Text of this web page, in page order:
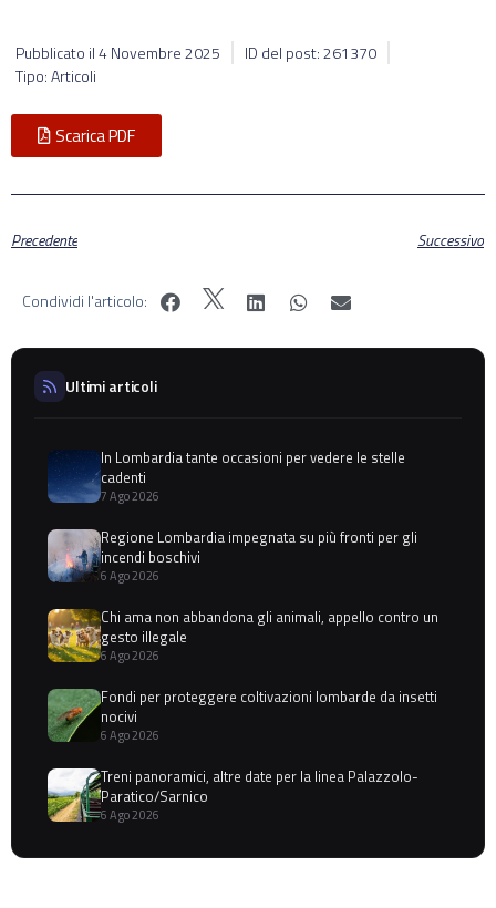
Pubblicato il4 Novembre 2025
ID del post: 261370
Tipo: Articoli
Scarica PDF
Precedente Successivo
Condividi l'articolo:
Ultimi articoli
In Lombardia tante occasioni per vedere le stelle
cadenti
7 Ago 2026
Regione Lombardia impegnata su più fronti per gli
incendi boschivi
6 Ago 2026
Chi ama non abbandona gli animali, appello contro un
gesto illegale
6 Ago 2026
Fondi per proteggere coltivazioni lombarde da insetti
nocivi
6 Ago 2026
Treni panoramici, altre date per la linea Palazzolo-
Paratico/Sarnico
6 Ago 2026